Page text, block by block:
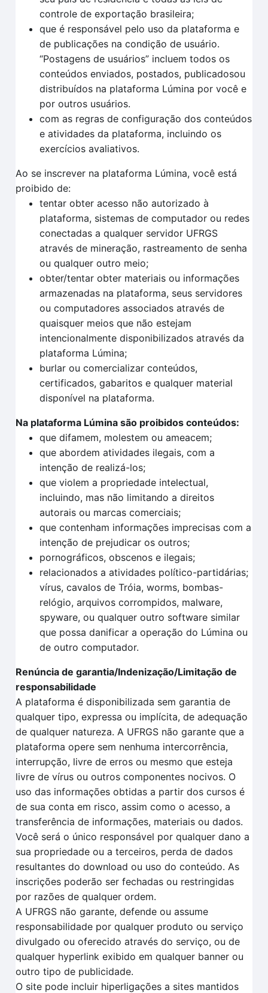
controle de exportação brasileira;
que é responsável pelo uso da plataforma e
de publicações na condição de usuário.
“Postagens de usuários” incluem todos os
conteúdos enviados, postados, publicadosou
distribuídos na plataforma Lúmina por você e
por outros usuários.
com as regras de configuração dos conteúdos
e atividades da plataforma, incluindo os
exercícios avaliativos.
Ao se inscrever na plataforma Lúmina, você está
proibido de:
tentar obter acesso não autorizado à
plataforma, sistemas de computador ou redes
conectadas a qualquer servidor UFRGS
através de mineração, rastreamento de senha
ou qualquer outro meio;
obter/tentar obter materiais ou informações
armazenadas na plataforma, seus servidores
ou computadores associados através de
quaisquer meios que não estejam
intencionalmente disponibilizados através da
plataforma Lúmina;
burlar ou comercializar conteúdos,
certificados, gabaritos e qualquer material
disponível na plataforma.
Na plataforma Lúmina são proibidos conteúdos:
que difamem, molestem ou ameacem;
que abordem atividades ilegais, com a
intenção de realizá-los;
que violem a propriedade intelectual,
incluindo, mas não limitando a direitos
autorais ou marcas comerciais;
que contenham informações imprecisas com a
intenção de prejudicar os outros;
pornográficos, obscenos e ilegais;
relacionados a atividades político-partidárias;
vírus, cavalos de Tróia, worms, bombas-
relógio, arquivos corrompidos, malware,
spyware, ou qualquer outro software similar
que possa danificar a operação do Lúmina ou
de outro computador.
Renúncia de garantia/Indenização/Limitação de
responsabilidade
A plataforma é disponibilizada sem garantia de
qualquer tipo, expressa ou implícita, de adequação
de qualquer natureza. A UFRGS não garante que a
plataforma opere sem nenhuma intercorrência,
interrupção, livre de erros ou mesmo que esteja
livre de vírus ou outros componentes nocivos. O
uso das informações obtidas a partir dos cursos é
de sua conta em risco, assim como o acesso, a
transferência de informações, materiais ou dados.
Você será o único responsável por qualquer dano a
sua propriedade ou a terceiros, perda de dados
resultantes do download ou uso do conteúdo. As
inscrições poderão ser fechadas ou restringidas
por razões de qualquer ordem.
A UFRGS não garante, defende ou assume
responsabilidade por qualquer produto ou serviço
divulgado ou oferecido através do serviço, ou de
qualquer hyperlink exibido em qualquer banner ou
outro tipo de publicidade.
O site pode incluir hiperligações a sites mantidos